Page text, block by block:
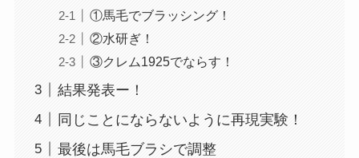
①馬毛でブラッシング！
②水研ぎ！
③クレム1925でならす！
結果発表ー！
同じことにならないように再現実験！
最後は馬毛ブラシで調整